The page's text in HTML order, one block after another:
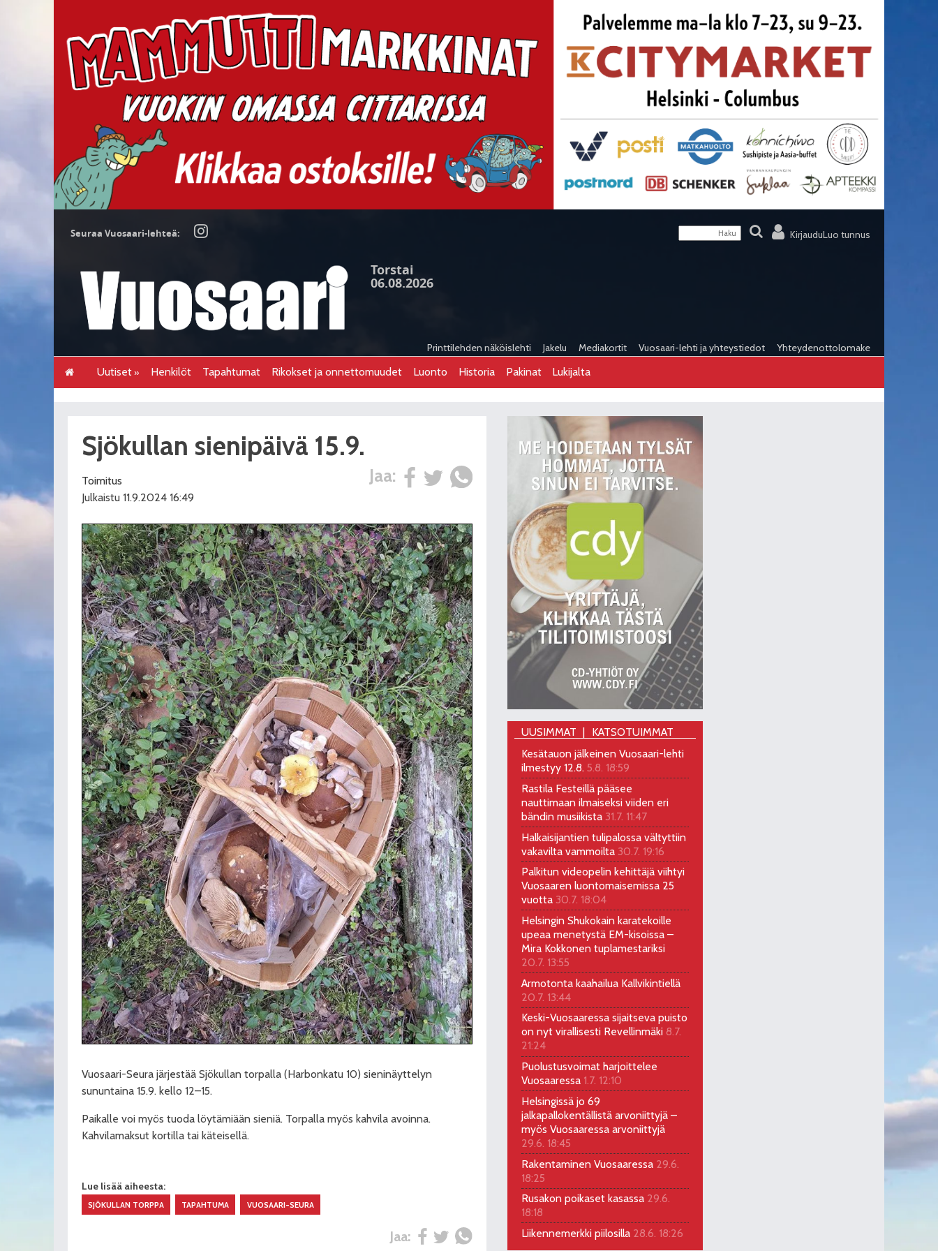
KirjauduLuo tunnus
Seuraa Vuosaari-lehteä:
Torstai
06.08.2026
Printtilehden näköislehti Jakelu Mediakortit Vuosaari-lehti ja yhteystiedot Yhteydenottolomake
Uutiset Henkilöt Tapahtumat Rikokset ja onnettomuudet Luonto Historia Pakinat Lukijalta
Sjökullan sienipäivä 15.9.
Jaa:
Toimitus
Julkaistu 11.9.2024 16:49
Vuosaari-Seura järjestää Sjökullan torpalla (Harbonkatu 10) sieninäyttelyn
sununtaina 15.9. kello 12–15.
Paikalle voi myös tuoda löytämiään sieniä. Torpalla myös kahvila avoinna.
Kahvilamaksut kortilla tai käteisellä.
Lue lisää aiheesta:
SJÖKULLAN TORPPA TAPAHTUMA VUOSAARI-SEURA
Jaa:
UUSIMMAT
KATSOTUIMMAT
Kesätauon jälkeinen Vuosaari-lehti
ilmestyy 12.8. 5.8. 18:59
Rastila Festeillä pääsee
nauttimaan ilmaiseksi viiden eri
bändin musiikista 31.7. 11:47
Halkaisijantien tulipalossa vältyttiin
vakavilta vammoilta 30.7. 19:16
Palkitun videopelin kehittäjä viihtyi
Vuosaaren luontomaisemissa 25
vuotta 30.7. 18:04
Helsingin Shukokain karatekoille
upeaa menetystä EM-kisoissa –
Mira Kokkonen tuplamestariksi
20.7. 13:55
Armotonta kaahailua Kallvikintiellä
20.7. 13:44
Keski-Vuosaaressa sijaitseva puisto
on nyt virallisesti Revellinmäki 8.7.
21:24
Puolustusvoimat harjoittelee
Vuosaaressa 1.7. 12:10
Helsingissä jo 69
jalkapallokentällistä arvoniittyjä –
myös Vuosaaressa arvoniittyjä
29.6. 18:45
Rakentaminen Vuosaaressa 29.6.
18:25
Rusakon poikaset kasassa 29.6.
18:18
Liikennemerkki piilosilla 28.6. 18:26